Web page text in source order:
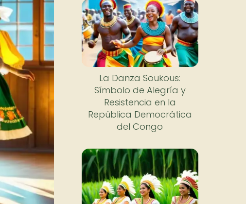
La Danza Soukous:
Símbolo de Alegría y
Resistencia en la
República Democrática
del Congo